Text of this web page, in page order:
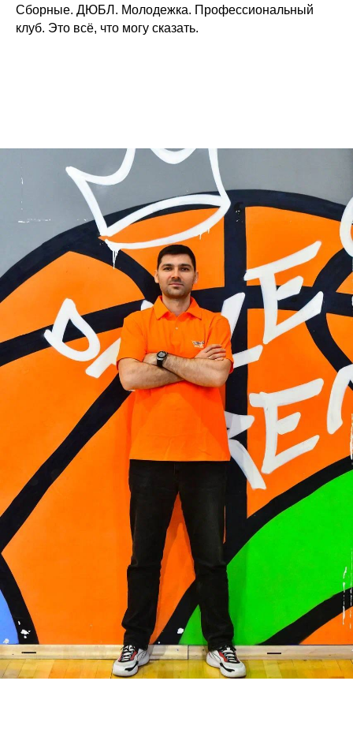
Сборные. ДЮБЛ. Молодежка. Профессиональный
клуб. Это всё, что могу сказать.